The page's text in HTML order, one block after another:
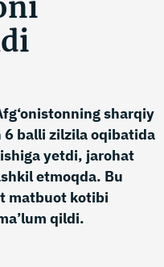
sharqiy
balli zilzila oqibatida
yetdi, jarohat
etmoqda. Bu
matbuot kotibi
qildi.